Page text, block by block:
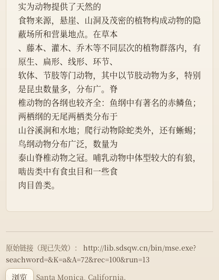
浏览
实为动物提供了天然的
食物来源，悬崖、山洞及茂密的植物构成动物的隐
蔽场所和营巢地点。在草本
、藤本、灌木、乔木等不同层次的植物群落内，有
原生、扁形、线形、环节、
软体、节肢等门动物，其中以节肢动物为多，特别
是昆虫数量多，分布广。脊
椎动物的各纲也较齐全：鱼纲中有著名的赤鳞鱼；
两栖纲的无尾两栖类分布于
山谷溪涧和水地；爬行动物除蛇类外，还有蜥蜴；
鸟纲动物分布广泛，数量为
泰山脊椎动物之冠。哺乳动物中体型较大的有狼，
啮齿类中有食虫目和一些食
肉目兽类。
原始链接（现已失效）：
http://lib.sdsqw.cn/bin/mse.exe?
seachword=&K=a&A=72&rec=100&run=13
Made in Santa Monica, California.